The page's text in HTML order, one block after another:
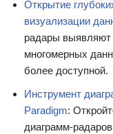
Открытие
визуализации
радары
многомерных
более доступной.
Инструмент
Paradigm:
диаграмм-